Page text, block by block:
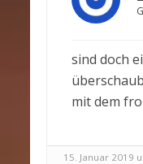
sind doch
mit dem
15. Januar 2019